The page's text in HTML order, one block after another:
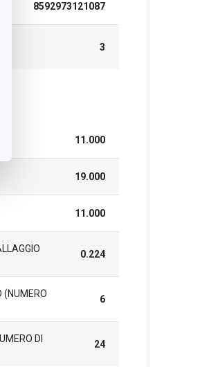
8592973121087
3
11.000
19.000
11.000
0.224
(NUMERO
6
DI
24